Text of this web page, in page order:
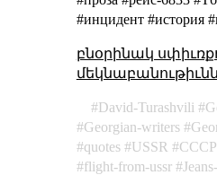
#инцидент #история
բնօրինակ
David-Turashvili
Georgian-writers
quotes
USSR СССР
flight-from-ussr